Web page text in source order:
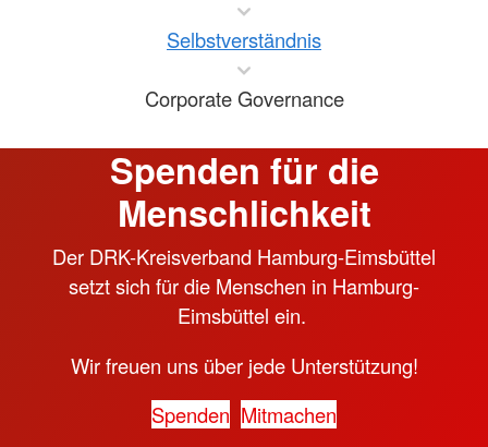
Selbstverständnis
Corporate Governance
Spenden für die
Menschlichkeit
Der DRK-Kreisverband Hamburg-Eimsbüttel
setzt sich für die Menschen in Hamburg-
Eimsbüttel ein.
Wir freuen uns über jede Unterstützung!
Spenden Mitmachen